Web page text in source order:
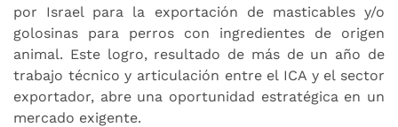
por Israel para la exportación de masticables y/o
golosinas para perros con ingredientes de origen
animal. Este logro, resultado de más de un año de
trabajo técnico y articulación entre el ICA y el sector
exportador, abre una oportunidad estratégica en un
mercado exigente.